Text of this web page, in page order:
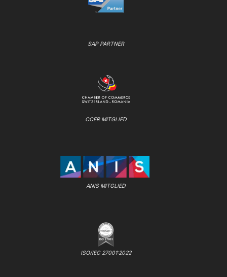
SAP PARTNER
CCER MITGLIED
ANIS MITGLIED
ISO/IEC 27001:2022